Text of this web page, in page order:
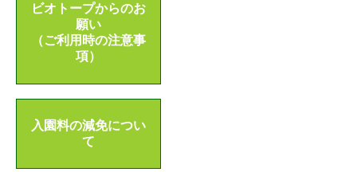
ビオトープからのお
願い
（ご利用時の注意事
項）
入園料の減免につい
て